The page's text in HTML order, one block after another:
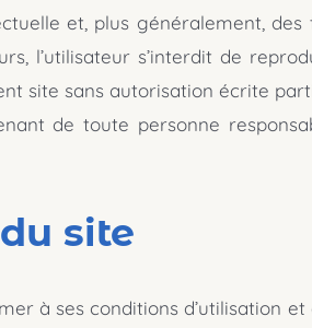
et, plus généralement,
l’utilisateur s’interdit de
site sans autorisation écrite
de toute personne
site
à ses conditions d’utilisation